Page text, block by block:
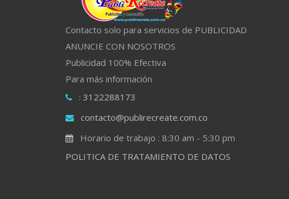
Contacto solo para servicios de PUBLICIDAD
ANUNCIE CON NOSOTROS
Publicidad 100% Efectiva
Para más información
: 3122288173
contacto@publirecreate.com.co
Horario de trabajo : 8:30 am - 5:30 pm
POLITICA DE TRATAMIENTO DE DATOS